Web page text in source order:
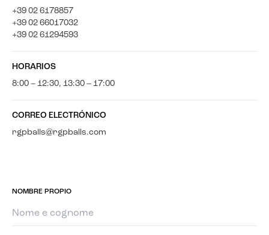
+39 02 6178857
+39 02 66017032
+39 02 61294593
HORARIOS
8:00 – 12:30, 13:30 – 17:00
CORREO ELECTRÓNICO
rgpballs@rgpballs.com
NOMBRE PROPIO